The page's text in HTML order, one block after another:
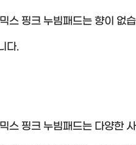
스 핑크 누빔패드는 향이 없
다.
스 핑크 누빔패드는 다양한